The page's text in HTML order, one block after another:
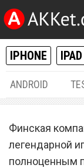
IPHONE IPAD
ANDROID
Rovio
Финская
легендарной
полноценным